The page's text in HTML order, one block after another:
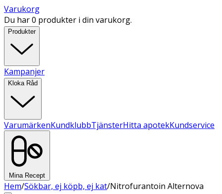
Varukorg
Du har 0 produkter i din varukorg.
Produkter
Kampanjer
Kloka Råd
VarumärkenKundklubbTjänsterHitta apotekKundservice
Mina Recept
Hem/Sökbar, ej köpb, ej kat/Nitrofurantoin Alternova